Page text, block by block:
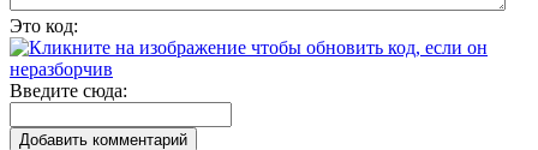
Это код:
Введите сюда: